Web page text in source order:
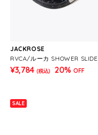
JACKROSE
RVCA/ルーカ SHOWER SLIDE
¥3,784 (税込) 20% OFF
SALE